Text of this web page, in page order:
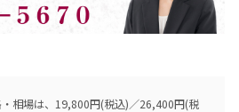
相場は、19,800円(税込)／26,400円(税